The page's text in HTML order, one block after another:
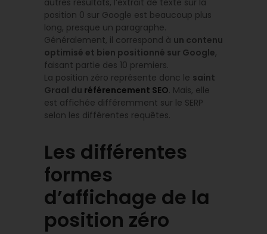
position 0 sur Google est beaucoup plus
long, presque un paragraphe.
Généralement, il correspond à un contenu
optimisé et bien positionné sur Google,
faisant partie des 10 premiers.
La position zéro représente donc le saint
Graal du référencement SEO. Mais, elle
est affichée différemment sur le SERP
selon les différentes requêtes.
Les différentes
formes
d’affichage de la
position zéro